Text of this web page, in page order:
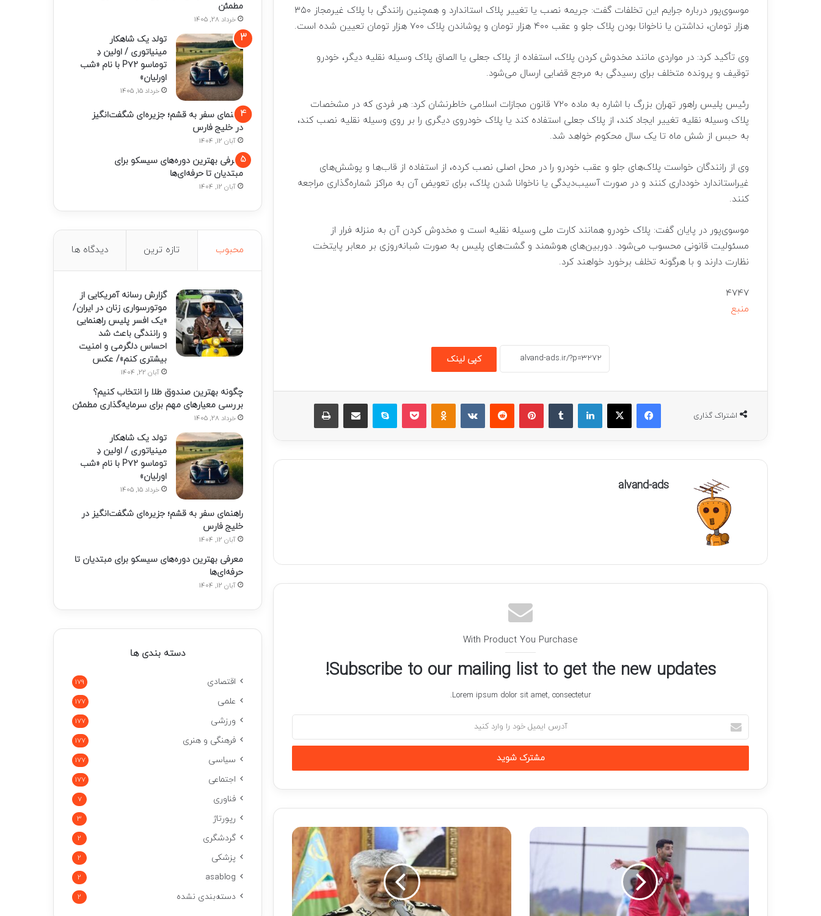
موسوی‌پور درباره جرایم این تخلفات گفت: جریمه نصب یا تغییر پلاک استاندارد و همچنین رانندگی با پلاک غیرمجاز ۳۵۰
هزار تومان، نداشتن یا ناخوانا بودن پلاک جلو و عقب ۴۰۰ هزار تومان و پوشاندن پلاک ۷۰۰ هزار تومان تعیین شده است.
وی تأکید کرد: در مواردی مانند مخدوش کردن پلاک، استفاده از پلاک جعلی یا الصاق پلاک وسیله نقلیه دیگر، خودرو
توقیف و پرونده متخلف برای رسیدگی به مرجع قضایی ارسال می‌شود.
رئیس پلیس راهور تهران بزرگ با اشاره به ماده ۷۲۰ قانون مجازات اسلامی خاطرنشان کرد: هر فردی که در مشخصات
پلاک وسیله نقلیه تغییر ایجاد کند، از پلاک جعلی استفاده کند یا پلاک خودروی دیگری را بر روی وسیله نقلیه نصب کند،
به حبس از شش ماه تا یک سال محکوم خواهد شد.
وی از رانندگان خواست پلاک‌های جلو و عقب خودرو را در محل اصلی نصب کرده، از استفاده از قاب‌ها و پوشش‌های
غیراستاندارد خودداری کنند و در صورت آسیب‌دیدگی یا ناخوانا شدن پلاک، برای تعویض آن به مراکز شماره‌گذاری مراجعه
کنند.
موسوی‌پور در پایان گفت: پلاک خودرو همانند کارت ملی وسیله نقلیه است و مخدوش کردن آن به منزله فرار از
مسئولیت قانونی محسوب می‌شود. دوربین‌های هوشمند و گشت‌های پلیس به صورت شبانه‌روزی بر معابر پایتخت
نظارت دارند و با هرگونه تخلف برخورد خواهند کرد.
۴۷۴۷
منبع
کپی لینک
اشتراک گذاری
فیسبوکایکس لینکداینتامبلر پینتریستReddit
VKontakte
Odnoklassniki
پاکت اسکایپ اشتراک گذاری با ایمیل چاپ
alvand-ads
With Product You Purchase
Subscribe to our mailing list to get the new updates!
Lorem ipsum dolor sit amet, consectetur.
ایمیل
خود
وارد
مصدومیت
ایران
و
دریادار
مطمئن
خرداد 28, 1405
تولد یک شاهکار
مینیاتوری / اولین دِ
توماسو P۷۲ با نام «شب
اورلیان»
خرداد 15, 1405
راهنمای سفر به قشم؛ جزیره‌ای شگفت‌انگیز
در خلیج فارس
آبان 12, 1404
معرفی بهترین دوره‌های سیسکو برای
مبتدیان تا حرفه‌ای‌ها
آبان 12, 1404
محبوب تازه ترین دیدگاه ها
گزارش رسانه آمریکایی از
موتورسواری زنان در ایران/
«یک افسر پلیس راهنمایی
و رانندگی باعث شد
احساس دلگرمی و امنیت
بیشتری کنم»/ عکس
آبان 22, 1404
چگونه بهترین صندوق طلا را انتخاب کنیم؟
بررسی معیارهای مهم برای سرمایه‌گذاری مطمئن
خرداد 28, 1405
تولد یک شاهکار
مینیاتوری / اولین دِ
توماسو P۷۲ با نام «شب
اورلیان»
خرداد 15, 1405
راهنمای سفر به قشم؛ جزیره‌ای شگفت‌انگیز در
خلیج فارس
آبان 12, 1404
معرفی بهترین دوره‌های سیسکو برای مبتدیان تا
حرفه‌ای‌ها
آبان 12, 1404
دسته بندی ها
اقتصادی 179
علمی 177
ورزشی 177
فرهنگی و هنری 177
سیاسی 177
اجتماعی 177
فناوری 7
رپورتاژ 3
گردشگری 2
پزشکی 2
asablog
2
دسته‌بندی نشده 2